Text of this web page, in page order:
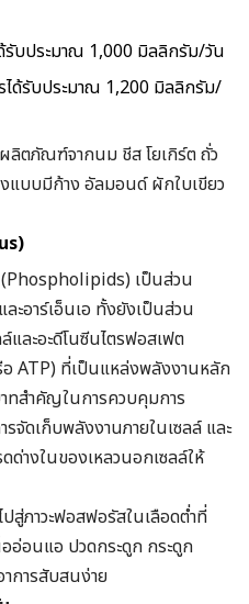
รับประมาณ 1,000 มิลลิกรัม/วัน
ได้รับประมาณ 1,200 มิลลิกรัม/
ลิตภัณฑ์จากนม ชีส โยเกิร์ต ถั่ว
แบบมีก้าง อัลมอนด์ ผักใบเขียว
เป็นส่วน
ะอาร์เอ็นเอ ทั้งยังเป็นส่วน
และอะดีโนซีนไตรฟอสเฟต
ATP) ที่เป็นแหล่งพลังงานหลัก
ทสำคัญในการควบคุมการ
จัดเก็บพลังงานภายในเซลล์ และ
ด่างในของเหลวนอกเซลล์ให้
สู่ภาวะฟอสฟอรัสในเลือดต่ำที่
ออ่อนแอ ปวดกระดูก กระดูก
การสับสนง่าย